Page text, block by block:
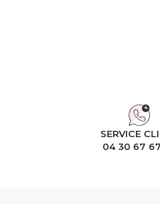
SERVICE
04 30 67